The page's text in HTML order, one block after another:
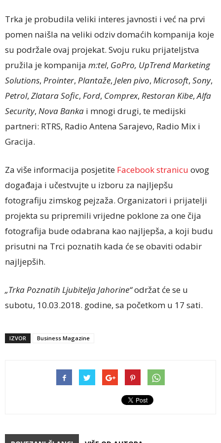
Trka je probudila veliki interes javnosti i već na prvi
pomen naišla na veliki odziv domaćih kompanija koje
su podržale ovaj projekat. Svoju ruku prijateljstva
pružila je kompanija m:tel, GoPro, UpTrend Marketing
Solutions, Prointer, Plantaže, Jelen pivo, Microsoft, Sony,
Petrol, Zlatara Sofic, Ford, Comprex, Restoran Kibe,Alfa
Security, Nova Banka i mnogi drugi, te medijski
partneri: RTRS, Radio Antena Sarajevo, Radio Mix i
Gracija.
Za više informacija posjetite Facebook stranicu ovog
događaja i učestvujte u izboru za najljepšu
fotografiju zimskog pejzaža. Organizatori i prijatelji
projekta su pripremili vrijedne poklone za one čija
fotografija bude odabrana kao najljepša, a koji budu
prisutni na Trci poznatih kada će se obaviti odabir
najljepših.
„Trka Poznatih Ljubitelja Jahorine“održat će se u
subotu, 10.03.2018. godine, sa početkom u 17 sati.
IZVOR Business Magazine